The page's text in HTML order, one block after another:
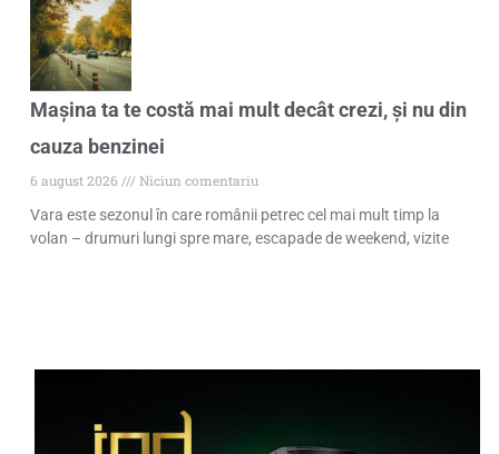
Mașina ta te costă mai mult decât crezi, și nu din
cauza benzinei
6 august 2026
Niciun comentariu
Vara este sezonul în care românii petrec cel mai mult timp la
volan – drumuri lungi spre mare, escapade de weekend, vizite